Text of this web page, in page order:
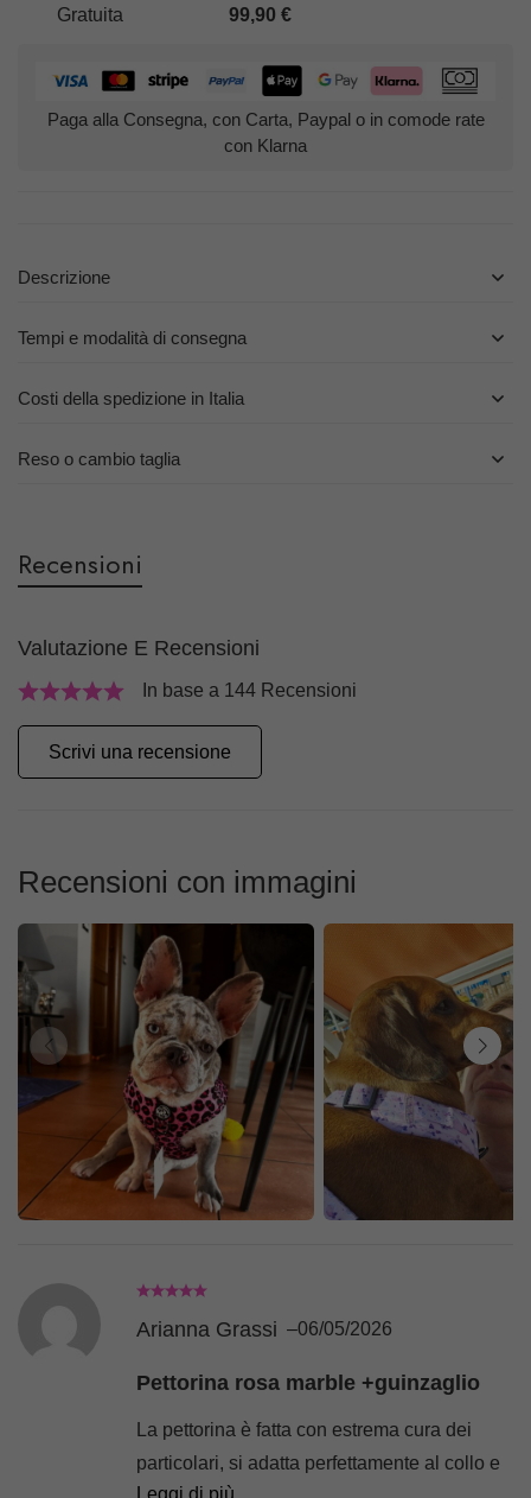
Gratuita
99,90€
Paga alla Consegna, con Carta, Paypal o in comode rate
con Klarna
Descrizione
Tempi e modalità di consegna
Costi della spedizione in Italia
Reso o cambio taglia
Recensioni
Valutazione E Recensioni
In base a 144 Recensioni
Scrivi una recensione
Recensioni con immagini
Arianna Grassi –06/05/2026
Pettorina rosa marble +guinzaglio
La pettorina è fatta con estrema cura dei
particolari, si adatta perfettamente al collo e